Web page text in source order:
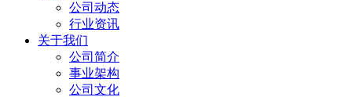
公司动态
行业资讯
关于我们
公司简介
事业架构
公司文化